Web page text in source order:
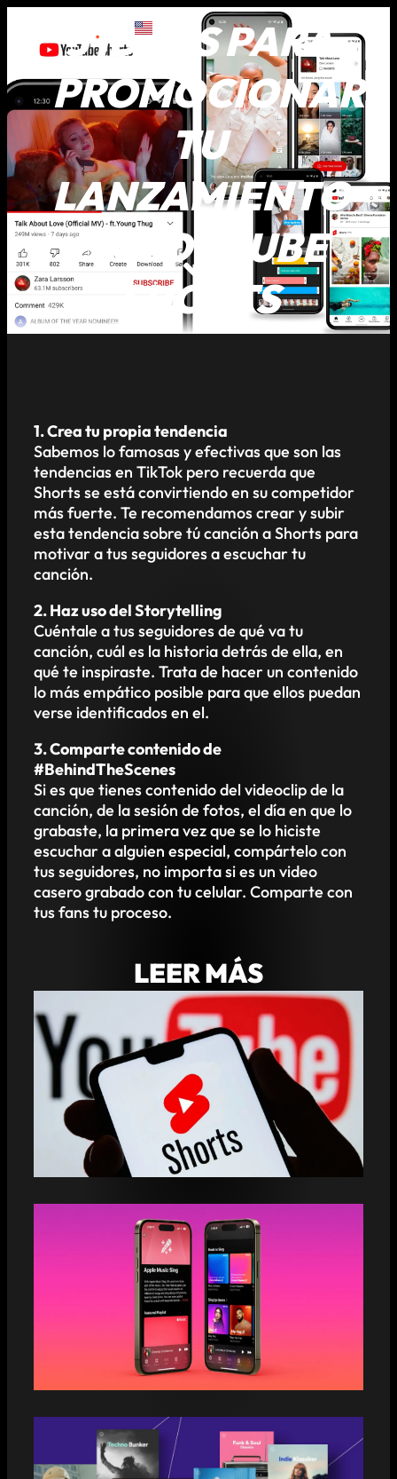
3 IDEAS PARA
PROMOCIONAR
TU
LANZAMIENTO
EN YOUTUBE
SHORTS
1. Crea tu propia tendencia
Sabemos lo famosas y efectivas que son las
tendencias en TikTok pero recuerda que
Shorts se está convirtiendo en su competidor
más fuerte. Te recomendamos crear y subir
esta tendencia sobre tú canción a Shorts para
motivar a tus seguidores a escuchar tu
canción.
2. Haz uso del Storytelling
Cuéntale a tus seguidores de qué va tu
canción, cuál es la historia detrás de ella, en
qué te inspiraste. Trata de hacer un contenido
lo más empático posible para que ellos puedan
verse identificados en el.
3. Comparte contenido de
#BehindTheScenes
Si es que tienes contenido del videoclip de la
canción, de la sesión de fotos, el día en que lo
grabaste, la primera vez que se lo hiciste
escuchar a alguien especial, compártelo con
tus seguidores, no importa si es un video
casero grabado con tu celular. Comparte con
tus fans tu proceso.
LEER MÁS
3 RAZONES POR LAS CUALES CREAR
USANDO YOUTUBE SHORTS
3 RAZONES PARA UTILIZAR APPLE
MUSIC SING